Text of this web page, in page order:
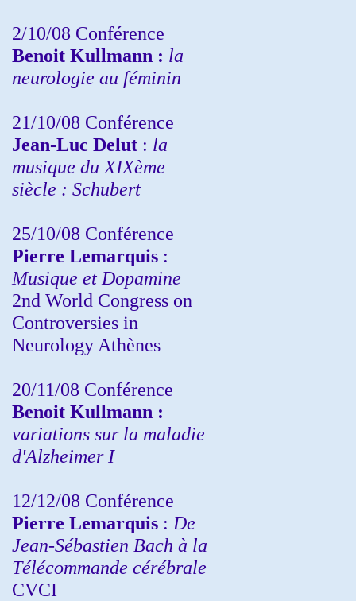
2/10/08 Conférence
Benoit Kullmann : la
neurologie au féminin
21/10/08 Conférence
Jean-Luc Delut : la
musique du XIXème
siècle : Schubert
25/10/08 Conférence
Pierre Lemarquis :
Musique et Dopamine
2nd World Congress on
Controversies in
Neurology Athènes
20/11/08 Conférence
Benoit Kullmann :
variations sur la maladie
d'Alzheimer I
12/12/08 Conférence
Pierre Lemarquis : De
Jean-Sébastien Bach à la
Télécommande cérébrale
CVCI